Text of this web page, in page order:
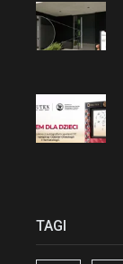
TAGI